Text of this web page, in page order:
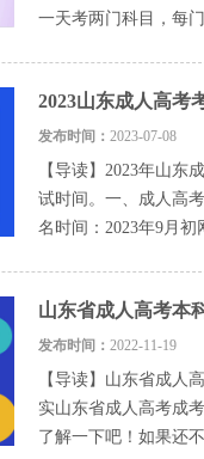
一天考两门科目，每
2023山东成人高考
发布时间： 2023-07-08
【导读】2023年山
试时间。一、成人高
名时间：2023年9月初
山东省成人高考本
发布时间： 2022-11-19
【导读】山东省成人
实山东省成人高考成
了解一下吧！如果还